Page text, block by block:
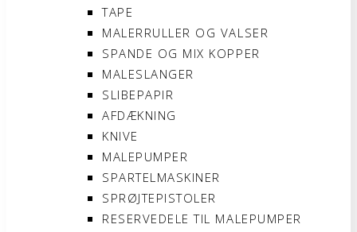
TAPE
MALERRULLER OG VALSER
SPANDE OG MIX KOPPER
MALESLANGER
SLIBEPAPIR
AFDÆKNING
KNIVE
MALEPUMPER
SPARTELMASKINER
SPRØJTEPISTOLER
RESERVEDELE TIL MALEPUMPER